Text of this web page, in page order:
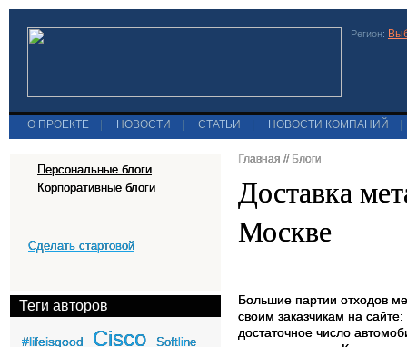
Регион:
О ПРОЕКТЕ НОВОСТИ СТАТЬИ НОВОСТИ КОМПАНИЙ
Персональные блоги
Корпоративные блоги
Сделать стартовой
Теги авторов
#lifeisgood Cisco
Softline
Главная // Блоги
Доставка
Москве
Большие партии отходов
своим заказчикам на сайте:
достаточное число